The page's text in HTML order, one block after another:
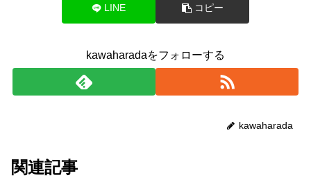
LINE コピー
kawaharadaをフォローする
kawaharada
関連記事